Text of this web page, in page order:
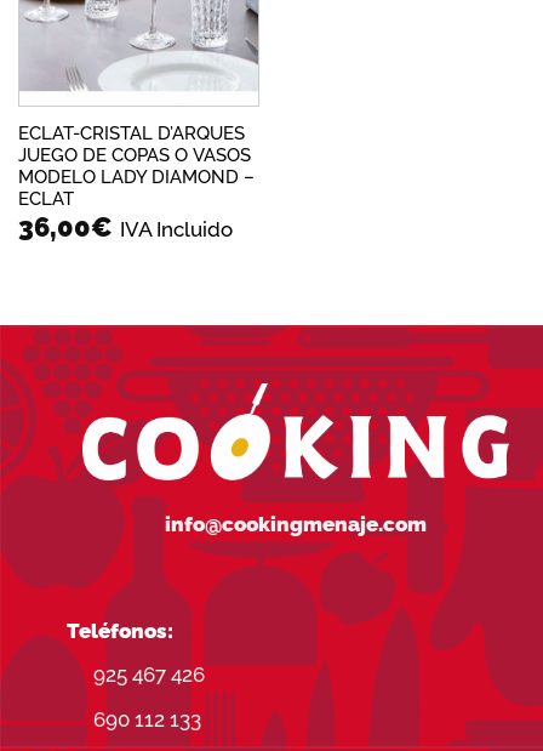
ECLAT-CRISTAL D’ARQUES
JUEGO DE COPAS O VASOS
MODELO LADY DIAMOND –
ECLAT
36,00€ IVA Incluido
info@cookingmenaje.com
Teléfonos:
925 467 426
690 112 133